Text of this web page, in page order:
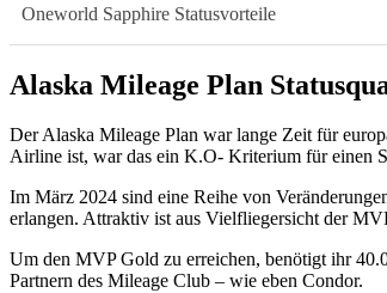
Oneworld Sapphire Statusvorteile
Alaska Mileage Plan
Der Alaska Mileage Plan war lange Zeit für
Airline ist, war das ein K.O- Kriterium für einen
Im März 2024 sind eine Reihe von
erlangen. Attraktiv ist aus Vielfliegersicht der
Um den MVP Gold zu erreichen, benötigt ihr
Partnern des Mileage Club – wie eben Condor.